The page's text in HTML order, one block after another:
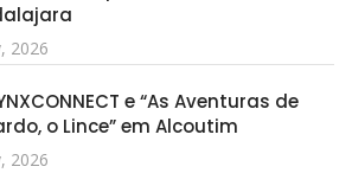
2026
e “As Aventuras de
o Lince” em Alcoutim
2026